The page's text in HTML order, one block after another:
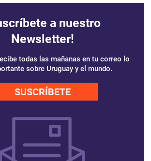
a nuestro
Newsletter!
todas las mañanas en tu correo lo
sobre Uruguay y el mundo.
SUSCRÍBETE